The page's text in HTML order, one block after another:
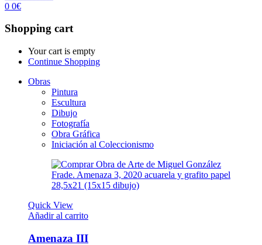
0 0€
Shopping cart
Your cart is empty
Continue Shopping
Obras
Pintura
Escultura
Dibujo
Fotografía
Obra Gráfica
Iniciación al Coleccionismo
Quick View
Añadir al carrito
Amenaza III